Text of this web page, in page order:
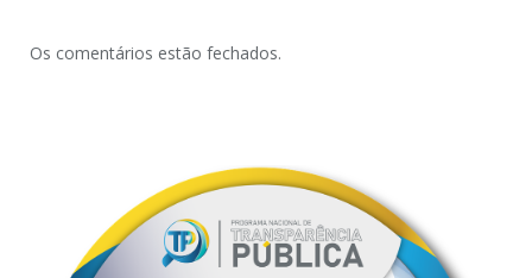
Os comentários estão fechados.